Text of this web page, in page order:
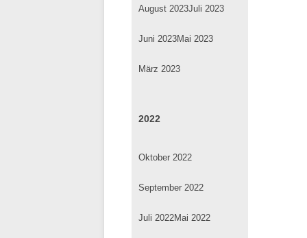
August 2023Juli 2023
Juni 2023Mai 2023
März 2023
2022
Oktober 2022
September 2022
Juli 2022Mai 2022